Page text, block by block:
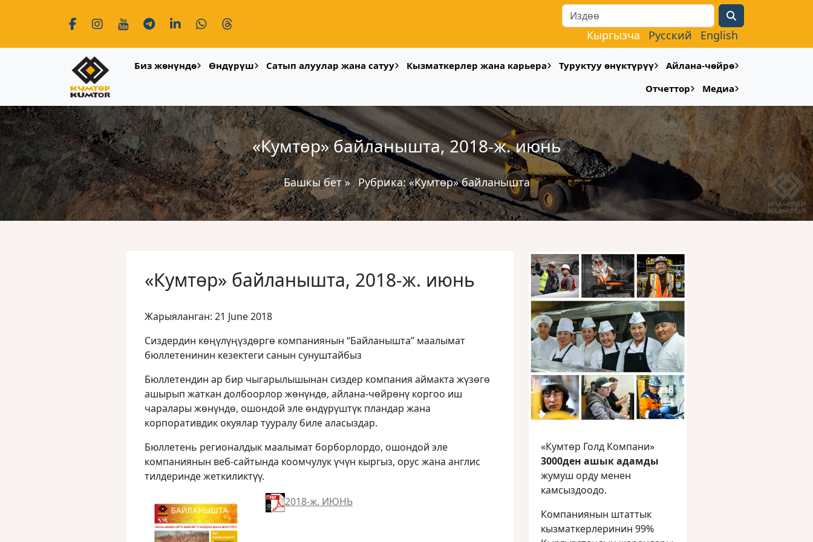
Search
Кыргызча Русский English
Биз жөнүндө Өндүрүш Сатып алуулар жана сатуу Кызматкерлер жана карьера Туруктуу өнүктүрүү
Айлана-чөйрө
Отчеттор
Медиа
«Кумтөр» байланышта, 2018-ж. июнь
Башкы бет» Рубрика:«Кумтөр» байланышта
«Кумтөр» байланышта, 2018-ж. июнь
Жарыяланган: 21 June 2018
Сиздердин көңүлүңүздөргө компаниянын “Байланышта” маалымат
бюллетенинин кезектеги санын сунуштайбыз
Бюллетендин ар бир чыгарылышынан сиздер компания аймакта жүзөгө
ашырып жаткан долбоорлор жөнүндө, айлана-чөйрөнү коргоо иш
чаралары жөнүндө, ошондой эле өндүрүштүк пландар жана
корпоративдик окуялар тууралу биле аласыздар.
Бюллетень регионалдык маалымат борборлордо, ошондой эле
компаниянын веб-сайтында коомчулук үчүн кыргыз, орус жана англис
тилдеринде жеткиликтүү.
2018-ж. ИЮНЬ
«Кумтөр Голд Компани»
3000ден ашык адамды
жумуш орду менен
камсыздоодо.
Компаниянын штаттык
кызматкерлеринин 99%